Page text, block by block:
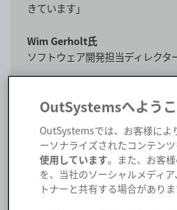
4倍
きています」
Wim Gerholt氏
ソフトウェア開発担当ディレクタ
OutSystemsへよう
OutSystemsでは、お客様によ
ーソナライズされたコンテン
使用しています。また、お客
を、当社のソーシャルメディ
トナーと共有する場合がありま